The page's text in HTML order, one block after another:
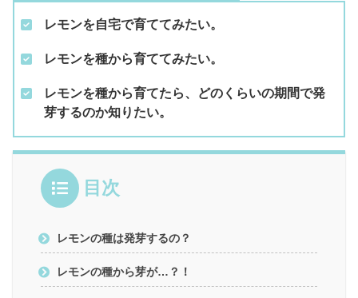
レモンを自宅で育ててみたい。
レモンを種から育ててみたい。
レモンを種から育てたら、どのくらいの期間で発
芽するのか知りたい。
目次
レモンの種は発芽するの？
レモンの種から芽が…？！